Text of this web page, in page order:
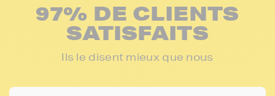
97% DE CLIENTS
SATISFAITS
Ils le disent mieux que nous